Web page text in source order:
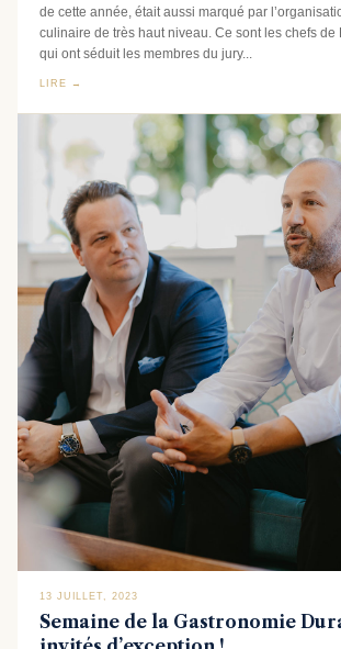
de cette année, était aussi marqué par
culinaire de très haut niveau. Ce sont les chefs de
qui ont séduit les membres du jury...
LIRE →
13 JUILLET, 2023
Semaine de la Gastronomie